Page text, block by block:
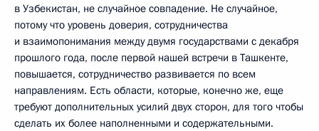
в Узбекистан, не случайное совпадение. Не случайное,
потому что уровень доверия, сотрудничества
и взаимопонимания между двумя государствами с декабря
прошлого года, после первой нашей встречи в Ташкенте,
повышается, сотрудничество развивается по всем
направлениям. Есть области, которые, конечно же, еще
требуют дополнительных усилий двух сторон, для того чтобы
сделать их более наполненными и содержательными.